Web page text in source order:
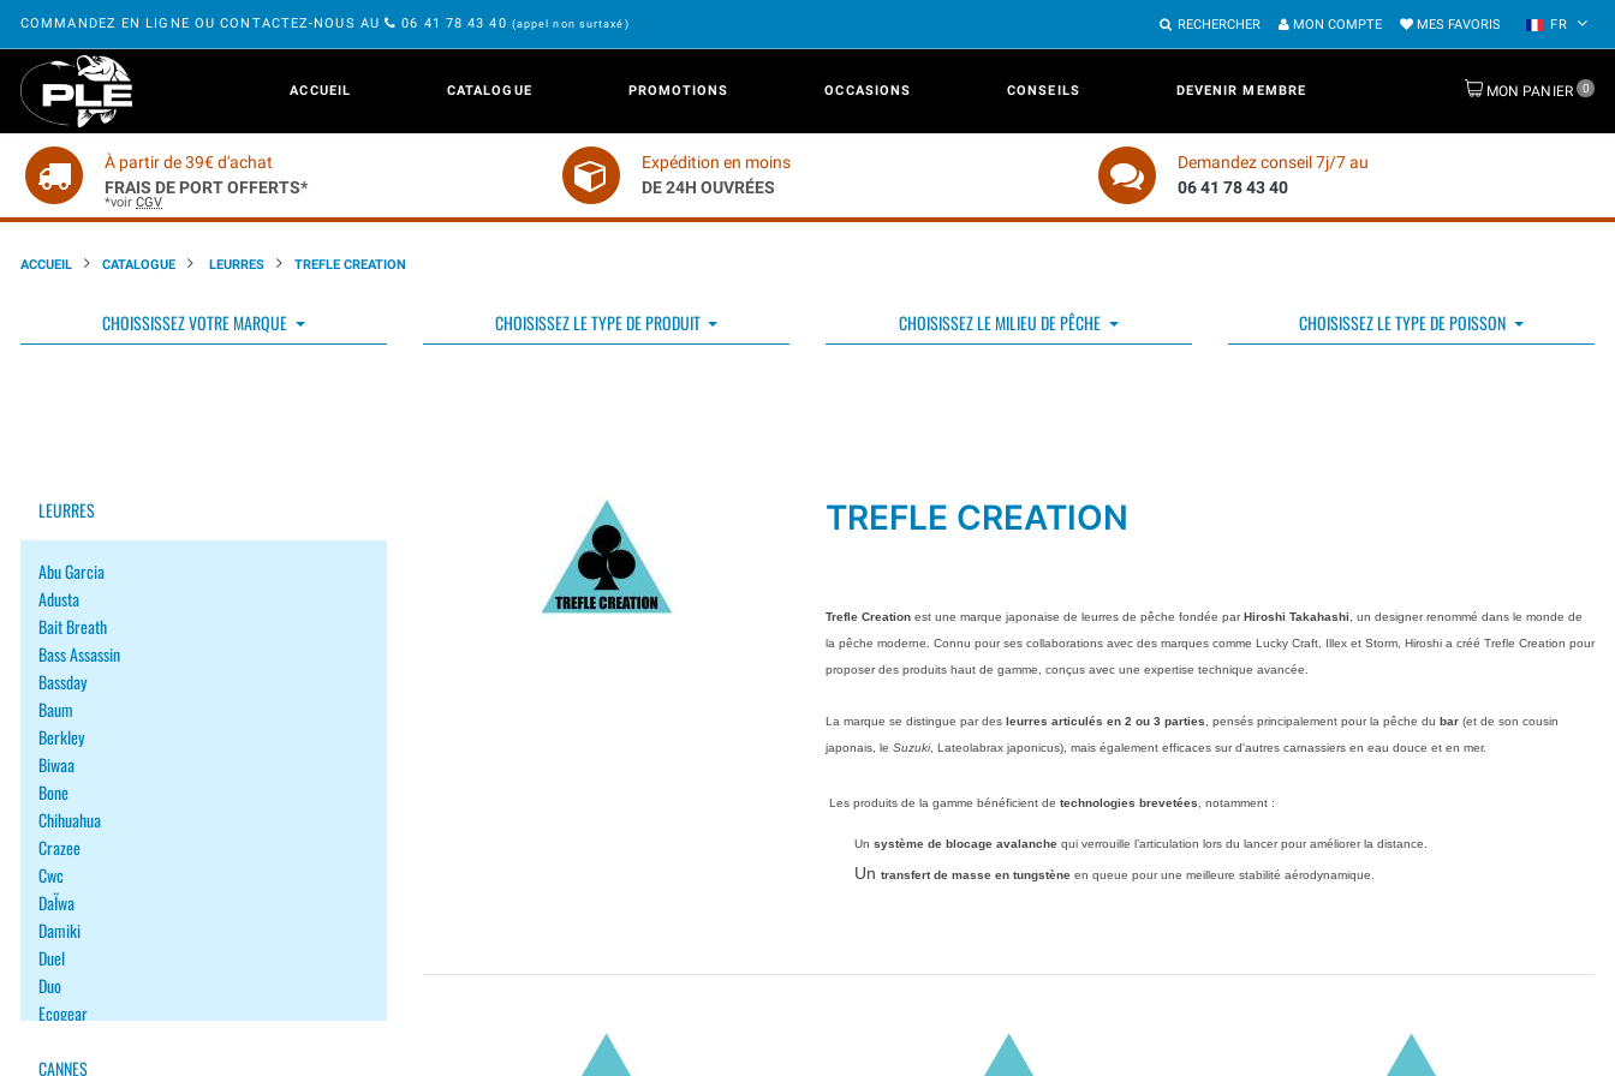
COMMANDEZ EN LIGNE OU CONTACTEZ-NOUS AU 06 41 78 43 40 (appel non surtaxé) RECHERCHER MON COMPTE MES FAVORIS FR
ACCUEIL CATALOGUE PROMOTIONS OCCASIONS CONSEILS DEVENIR MEMBRE MON PANIER 0
À partir de 39€ d'achat
FRAIS DE PORT OFFERTS*
*voir CGV
Expédition en moins
DE 24H OUVRÉES
Demandez conseil 7j/7 au
06 41 78 43 40
ACCUEIL CATALOGUE LEURRES TREFLE CREATION
CHOISSISSEZ VOTRE MARQUE CHOISISSEZ LE TYPE DE PRODUIT CHOISISSEZ LE MILIEU DE PÊCHE CHOISISSEZ LE TYPE DE POISSON
TREFLE CREATION
Trefle Creation est une marque japonaise de leurres de pêche fondée parHiroshi Takahashi , un designer renommé dans le monde de
la pêche moderne. Connu pour ses collaborations avec des marques comme Lucky Craft, Illex et Storm, Hiroshi a créé Trefle Creation pour
proposer des produits haut de gamme, conçus avec une expertise technique avancée.
La marque se distingue par des leurres articulés en 2 ou 3 parties , pensés principalement pour la pêche du bar (et de son cousin
japonais, le Suzuki, Lateolabrax japonicus), mais également efficaces sur d'autres carnassiers en eau douce et en mer.
Les produits de la gamme bénéficient de technologies brevetées , notamment :
Un système de blocage avalanche qui verrouille l’articulation lors du lancer pour améliorer la distance.
Un transfert de masse en tungstène en queue pour une meilleure stabilité aérodynamique.
LEURRES
Abu Garcia
Adusta
Bait Breath
Bass Assassin
Bassday
Baum
Berkley
Biwaa
Bone
Chihuahua
Crazee
Cwc
DaÏwa
Damiki
Duel
Duo
Ecogear
Fish Arrow
CANNES